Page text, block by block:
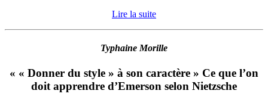
Lire la suite
Typhaine Morille
« « Donner du style » à son caractère » Ce que l’on
doit apprendre d’Emerson selon Nietzsche